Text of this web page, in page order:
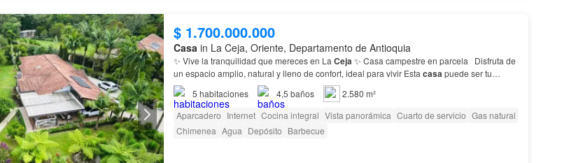
$ 1.700.000.000
Casa in La Ceja, Oriente, Departamento de Antioquia
✨ Vive la tranquilidad que mereces en La Ceja✨ Casa campestre en parcela Disfruta de
un espacio amplio, natural y lleno de confort, ideal para vivir Esta casapuede ser tu
próximo hogar 🌿…
5 habitaciones 4,5 baños
2.580 m²
Aparcadero Internet Cocina integral Vista panorámica Cuarto de servicio Gas natural
Chimenea Agua Depósito Barbecue